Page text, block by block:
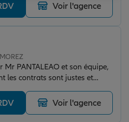
Voir l'agence
Mr PANTALEAO et son équipe,
les contrats sont justes et
vivement !
Voir l'agence